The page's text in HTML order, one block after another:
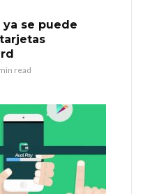
ya se puede
read